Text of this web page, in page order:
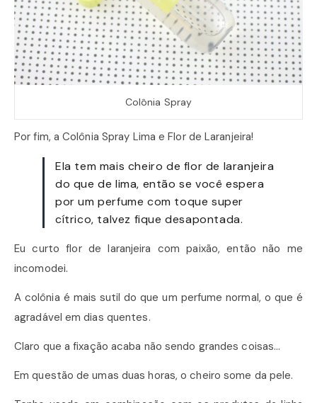
Colônia Spray
Por fim, a Colônia Spray Lima e Flor de Laranjeira!
Ela tem mais cheiro de flor de laranjeira
do que de lima, então se você espera
por um perfume com toque super
cítrico, talvez fique desapontada.
Eu curto flor de laranjeira com paixão, então não me
incomodei.
A colônia é mais sutil do que um perfume normal, o que é
agradável em dias quentes.
Claro que a fixação acaba não sendo grandes coisas…
Em questão de umas duas horas, o cheiro some da pele.